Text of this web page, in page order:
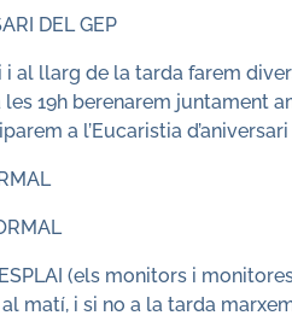
DEL GEP
i al llarg de la tarda farem
les 19h berenarem juntament
a l’Eucaristia
(els monitors i
matí, i si no a la tarda